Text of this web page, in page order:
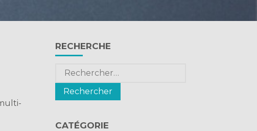
Blog
sidebar
RECHERCHE
Rechercher :
CATÉGORIE